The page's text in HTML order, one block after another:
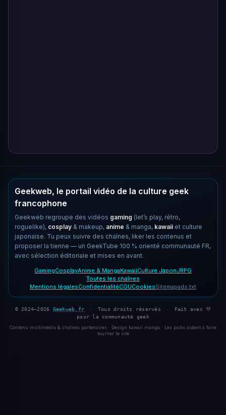
Geekweb, le portail vidéo de la culture geek
francophone
Geekweb regroupe des vidéos gaming (let’s play, rétro,
roguelike), cosplay & makeup, anime & manga, kawaii et culture
japonaise. Tu peux suivre des chaînes, liker les contenus et
proposer la tienne — un GeekTube 100 % orienté communauté FR,
avec sélection éditoriale et mises en avant.
GamingCosplayAnime & MangaKawaiiCulture JaponJRPG
Toutes les chaînes
Mentions légalesConfidentialitéCGUCookiesSitemapads.txt
© 2024–2026 Geekweb.fr · Tous droits réservés ·
Fait avec 💜
pour la communauté geek
Contenu multimédia & chaînes partenaires · Design kawaii manga · Les pubs aident à faire
tourner le site